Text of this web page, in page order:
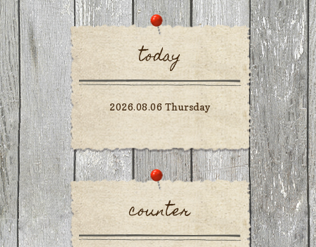
today
2026.08.06 Thursday
counter